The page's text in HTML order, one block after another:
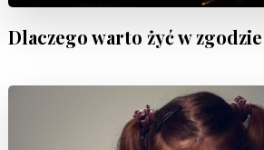
Dlaczego warto żyć w zgodzie